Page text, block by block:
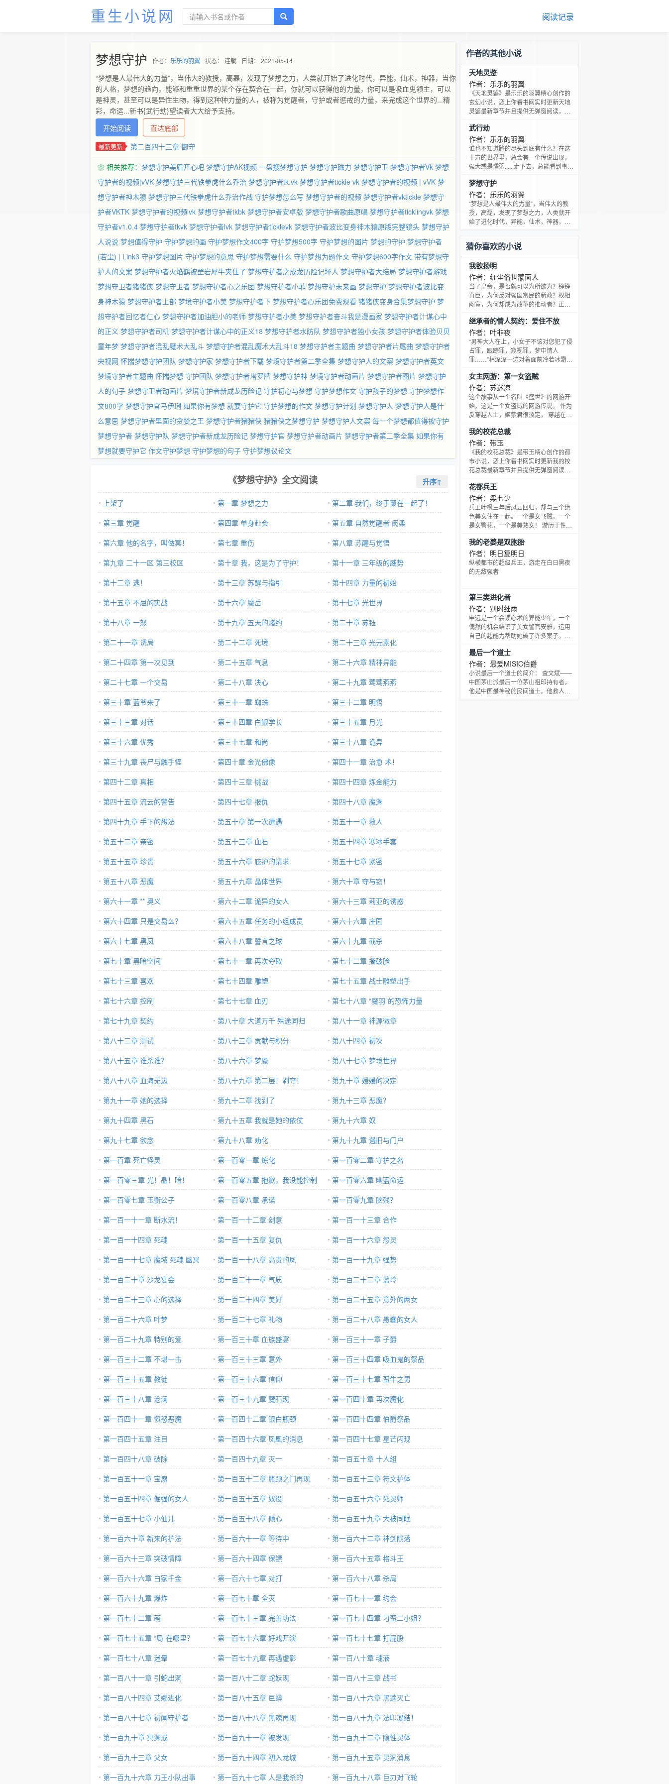
重生小说网 阅读记录
梦想守护 作者： 乐乐的羽翼 状态： 连载 日期： 2021-05-14
“梦想是人最伟大的力量”，当伟大的教授，高磊，发现了梦想之力，人类就开始了进化时代，异能，仙术，神器，当你
的人格，梦想的趋向，能够和重重世界的某个存在契合在一起，你就可以获得他的力量，你可以是吸血鬼领主，可以
是神灵，甚至可以是异性生物，得到这种种力量的人，被称为觉醒者，守护或者惩戒的力量，来完成这个世界的...精
彩，命运...新书{武行劫}望读者大大给予支持。
开始阅读
直达底部
最新更新 第二百四十三章 御守
❀ 相关推荐： 梦想守护美眉开心吧 梦想守护AK视频 一盘搜梦想守护 梦想守护磁力 梦想守护卫 梦想守护者Vk 梦想
守护者的视频|vVK 梦想守护三代铁拳虎什么乔治 梦想守护者tk.vk 梦想守护者tickle vk 梦想守护者的视频 | vVK 梦
想守护者神木猿 梦想守护三代铁拳虎什么乔治作战 守护梦想怎么写 梦想守护者的视频 梦想守护者vktickle 梦想守
护者VKTK 梦想守护者的视频lvk 梦想守护者tkbk 梦想守护者安卓版 梦想守护者歌曲原唱 梦想守护者ticklingvk 梦想
守护者v1.0.4 梦想守护者tkvk 梦想守护者lvk 梦想守护者ticklevk 梦想守护者波比变身神木猿原版完整镜头 梦想守护
人说说 梦想值得守护 守护梦想的画 守护梦想作文400字 守护梦想500字 守护梦想的图片 梦想的守护 梦想守护者
(若尘) | Link3 守护梦想图片 守护梦想的意思 守护梦想需要什么 守护梦想为题作文 守护梦想600字作文 带有梦想守
护人的文案 梦想守护者火焰鹤被罡岩犀牛夹住了 梦想守护者之成龙历险记坏人 梦想守护者大结局 梦想守护者游戏
梦想守卫者猪猪侠 梦想守卫者 梦想守护者心之乐团 梦想守护者小菲 梦想守护未来画 梦想守护 梦想守护者波比变
身神木猿 梦想守护者上部 梦境守护者小美 梦想守护者下 梦想守护者心乐团免费观看 猪猪侠变身合集梦想守护 梦
想守护者回忆者仁心 梦想守护者加油胆小的老师 梦想守护者小美 梦想守护者奋斗我是漫画家 梦想守护者计谋心中
的正义 梦想守护者司机 梦想守护者计谋心中的正义18 梦想守护者水防队 梦想守护者独小女孩 梦想守护者体验贝贝
童年梦 梦想守护者混乱魔术大乱斗 梦想守护者混乱魔术大乱斗18 梦想守护者主题曲 梦想守护者片尾曲 梦想守护者
央视网 怀揣梦想守护团队 梦想守护家 梦想守护者下载 梦境守护者第二季全集 梦想守护人的文案 梦想守护者英文
梦境守护者主题曲 怀揣梦想 守护团队 梦想守护者塔罗牌 梦想守护神 梦境守护者动画片 梦想守护者图片 梦想守护
人的句子 梦想守卫者动画片 梦境守护者新成龙历险记 守护初心与梦想 守护梦想作文 守护孩子的梦想 守护梦想作
文800字 梦想守护官马伊琍 如果你有梦想 就要守护它 守护梦想的作文 梦想守护计划 梦想守护人 梦想守护人是什
么意思 梦想守护者里面的贪婪之王 梦想守护者猪猪侠 猪猪侠之梦想守护 梦想守护人文案 每一个梦想都值得被守护
梦想守护者 梦想守护队 梦想守护者新成龙历险记 梦想守护官 梦想守护者动画片 梦想守护者第二季全集 如果你有
梦想就要守护它 作文守护梦想 守护梦想的句子 守护梦想议论文
《梦想守护》全文阅读 升序↑
上架了 第一章 梦想之力
第二章 我们，终于聚在一起了！
第三章 觉醒
第四章 单身赴会
第五章 自然觉醒者 闵柔
第六章 他的名字，叫做冥！
第七章 重伤
第八章 苏醒与觉悟
第九章 二十一区 第三校区
第十章 我，这是为了守护！
第十一章 三年级的威势
第十二章 逃！
第十三章 苏醒与指引
第十四章 力量的初始
第十五章 不屈的实战
第十六章 魔岳
第十七章 光世界
第十八章 一怒
第十九章 五天的赌约
第二十章 苏钰
第二十一章 诱局
第二十二章 死境
第二十三章 光元素化
第二十四章 第一次见到
第二十五章 气息
第二十六章 精神异能
第二十七章 一个交易
第二十八章 决心
第二十九章 莺莺燕燕
第三十章 蓝爷来了
第三十一章 蜘蛛
第三十二章 明悟
第三十三章 对话
第三十四章 白银学长
第三十五章 月光
第三十六章 优秀
第三十七章 和尚
第三十八章 诡异
第三十九章 丧尸与触手怪
第四十章 金光佛像
第四十一章 治愈 术！
第四十二章 真相
第四十三章 挑战
第四十四章 炼金能力
第四十五章 流云的警告
第四十七章 报仇
第四十八章 魔渊
第四十九章 手下的想法
第五十章 第一次遭遇
第五十一章 救人
第五十二章 亲密
第五十三章 血石
第五十四章 寒冰手套
第五十五章 珍贵
第五十六章 庇护的请求
第五十七章 紧密
第五十八章 恶魔
第五十九章 晶体世界
第六十章 夺与窃！
第六十一章 ** 奥义
第六十二章 诡异的女人
第六十三章 莉亚的诱惑
第六十四章 只是交易么？
第六十五章 任务的小组成员
第六十六章 庄园
第六十七章 黑凤
第六十八章 誓言之球
第六十九章 截杀
第七十章 黑暗空间
第七十一章 再次夺取
第七十二章 撕破脸
第七十三章 喜欢
第七十四章 雕塑
第七十五章 战士雕塑出手
第七十六章 控制
第七十七章 血刃
第七十八章 “魔羽”的恐怖力量
第七十九章 契约
第八十章 大道万千 殊途同归
第八十一章 神源徽章
第八十二章 测试
第八十三章 贡献与积分
第八十四章 初次
第八十五章 谁杀谁？
第八十六章 梦魇
第八十七章 梦境世界
第八十八章 血海无边
第八十九章 第二层！剥夺！
第九十章 媛媛的决定
第九十一章 她的选择
第九十二章 找到了
第九十三章 恶魔？
第九十四章 黑石
第九十五章 我就是她的依仗
第九十六章 奴
第九十七章 欲念
第九十八章 劝化
第九十九章 遇旧与门户
第一百章 死亡怪灵
第一百零一章 炼化
第一百零二章 守护之名
第一百零三章 光！晶！暗！
第一百零五章 抱歉，我没能控制
住。
第一百零六章 幽蓝命运
第一百零七章 玉衡公子
第一百零八章 承诺
第一百零九章 脑残？
第一百一十一章 断水流！
第一百一十二章 剑意
第一百一十三章 合作
第一百一十四章 死魂
第一百一十五章 复仇
第一百一十六章 怨灵
第一百一十七章 魔域 死魂 幽冥
第一百一十八章 高贵的凤
第一百一十九章 强势
第一百二十章 沙龙宴会
第一百二十一章 气质
第一百二十二章 蓝玲
第一百二十三章 心的选择
第一百二十四章 美好
第一百二十五章 意外的两女
第一百二十六章 叶梦
第一百二十七章 礼物
第一百二十八章 愚蠢的女人
第一百二十九章 特别的爱
第一百三十章 血族盛宴
第一百三十一章 子爵
第一百三十二章 不堪一击
第一百三十三章 意外
第一百三十四章 吸血鬼的祭品
第一百三十五章 教徒
第一百三十六章 信仰
第一百三十七章 蛮牛之男
第一百三十八章 沧澜
第一百三十九章 魔石现
第一百四十章 再次魔化
第一百四十一章 愤怒恶魔
第一百四十二章 银白瓶颈
第一百四十四章 伯爵祭品
第一百四十五章 注目
第一百四十六章 凤凰的消息
第一百四十七章 星芒闪现
第一百四十八章 破除
第一百四十九章 灭一
第一百五十章 十人组
第一百五十一章 宝扇
第一百五十二章 瓶颈之门再现
第一百五十三章 符文护体
第一百五十四章 倔强的女人
第一百五十五章 奴役
第一百五十六章 死灵师
第一百五十七章 小仙儿
第一百五十八章 倾心
第一百五十九章 大被同眠
第一百六十章 新来的护法
第一百六十一章 等待中
第一百六十二章 神剑陨落
第一百六十三章 突破情障
第一百六十四章 保镖
第一百六十五章 格斗王
第一百六十六章 白家千金
第一百六十七章 对打
第一百六十八章 杀局
第一百六十九章 爆炸
第一百七十章 全灭
第一百七十一章 约会
第一百七十二章 萌
第一百七十三章 完善功法
第一百七十四章 刁蛮二小姐？
第一百七十五章 “局”在哪里？
第一百七十六章 好戏开演
第一百七十七章 打屁股
第一百七十八章 迷晕
第一百七十九章 再遇虚影
第一百八十章 魂液
第一百八十一章 引蛇出洞
第一百八十二章 蛇妖现
第一百八十三章 战书
第一百八十四章 艾娜进化
第一百八十五章 巨蟒
第一百八十六章 黑莲灭亡
第一百八十七章 初闻守护者
第一百八十八章 黑魂再现
第一百八十九章 法印凝结！
第一百九十章 冥渊戒
第一百九十一章 被发现
第一百九十二章 隐性灵体
第一百九十三章 父女
第一百九十四章 初入龙城
第一百九十五章 灵洞消息
第一百九十六章 力王小队出事
第一百九十七章 人是我杀的 第一百九十八章 巨刃对飞轮
作者的其他小说
天地灵鉴
作者：乐乐的羽翼
《天地灵鉴》是乐乐的羽翼精心创作的
玄幻小说，恋上你看书网实时更新天地
灵鉴最新章节并且提供无弹窗阅读，书
上你看书网赞同或者支持天地灵鉴读者
的观点。
武行劫
作者：乐乐的羽翼
谁也不知道路的尽头到底有什么？在这
十方的世界里，总会有一个传说出现，
强大或是懦弱......走下去，总能看到事情
数部小说 ...
梦想守护
作者：乐乐的羽翼
“梦想是人最伟大的力量”，当伟大的教
授，高磊，发现了梦想之力，人类就开
始了进化时代，异能，仙术，神器，当
得他的力量，你可以是吸血鬼领主，可
以是神灵，甚至可以是异性生物，得到
这种种力量的人，被称为觉醒者，守护
或者惩戒的力量，来完成这个世界的...精
彩，命运...新书{武行劫}望读者大大给予
支持。
猜你喜欢的小说
我欲扬明
作者：红尘俗世蒙面人
当了皇帝，是否就可以为所欲为？铮铮
直臣，为何反对强国富民的新政？权相
阉宦，为何却成为改革的推动者？正气
残酷斗争，是人改变了历史，还是历史
改变了人？附身酒色昏君，重振大明河
山，一切都从嘉靖二十一年十月二十一
日开始…… 有兴趣的读者大大可以加入
qq群19953785，让我们共同把这个东
供，特此致以最诚挚的感谢！ 友情推
荐：《混迹在嘉庆
继承者的情人契约：爱住不放
作者：叶非夜
“男神大人在上，小女子不该对您犯了侵
占罪，跟踪罪，窥视罪，梦中情人
罪……”林深深一边对着面前冷若冰霜的
底愤愤的想：哼，锦先生，你在逼我，
在逼我，我就晚上回家，睡你，狠狠的
睡死你！
女主网游：第一女盗贼
作者：苏迷凉
这个故事从一个名叫《盛世》的网游开
始。这是一个女盗贼的网游传说。 作为
反穿越人士，姬紫君很淡定。 穿越在21
古武者握拳，努力在游戏里制造高潮。
我的校花总裁
作者：带玉
《我的校花总裁》是带玉精心创作的都
市小说，恋上你看书网实时更新我的校
花总裁最新章节并且提供无弹窗阅读，
代表恋上你看书网赞同或者支持我的校
花总裁读者的观点。
花都兵王
作者：梁七少
兵王叶枫三年后风云回归，却与三个绝
色美女住在一起。一个是女飞贼，一个
是女警花，一个是美熟女！ 游历于性感
上弓。 且看以捍卫美女贞/操为己任的叶
枫如何演......
我的老婆是双胞胎
作者：明日复明日
纵横都市的超级兵王，游走在白日黑夜
的无敌强者
第三类进化者
作者：别时细雨
申远是一个会读心术的异能少年，一个
偶然的机会结识了美女警官安雅，运用
自己的超能力帮助她破了许多案子。随
这个世界上还有许多和自己一样拥有超
能力的人，于是整点行装，踏上了一段
奇异的异能之旅！
最后一个道士
作者：最爱MISIC伯爵
小说最后一个道士的简介： 查文斌——
中国茅山派最后一位茅山祖印持有者，
他是中国最神秘的民间道士。他救人于